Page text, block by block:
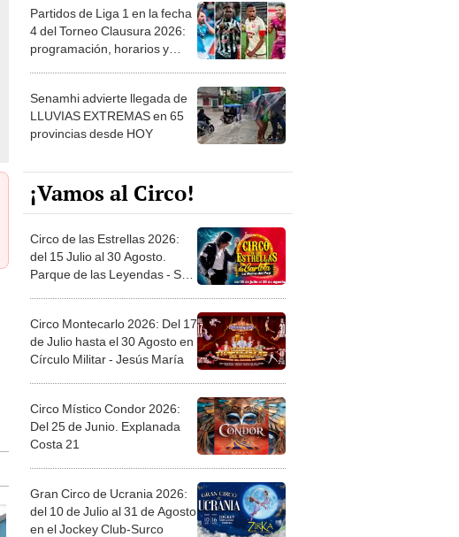
Partidos de Liga 1 en la fecha
4 del Torneo Clausura 2026:
programación, horarios y
Senamhi advierte llegada de
LLUVIAS EXTREMAS en 65
provincias desde HOY
¡Vamos al Circo!
Circo de las Estrellas 2026:
del 15 Julio al 30 Agosto.
Parque de las Leyendas - San
Circo Montecarlo 2026: Del 17
de Julio hasta el 30 Agosto en
Círculo Militar - Jesús María
Circo Místico Condor 2026:
Del 25 de Junio. Explanada
Costa 21
Gran Circo de Ucrania 2026:
del 10 de Julio al 31 de Agosto
en el Jockey Club-Surco